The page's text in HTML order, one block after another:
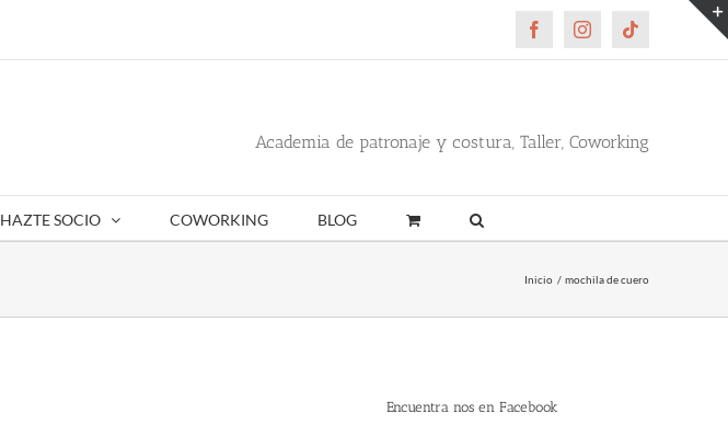
FacebookInstagramTiktok
Academia de patronaje y costura, Taller, Coworking
HAZTE SOCIO COWORKING BLOG
Inicio mochila de cuero
Encuentra nos en Facebook